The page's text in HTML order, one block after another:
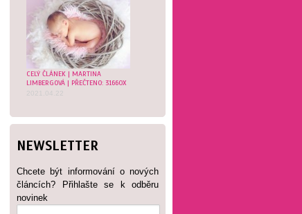
CELÝ ČLÁNEK | MARTINA
LIMBERGOVÁ | PŘEČTENO: 31660X
2021.04.22
NEWSLETTER
Chcete být informování o nových
článcích? Přihlašte se k odběru
novinek